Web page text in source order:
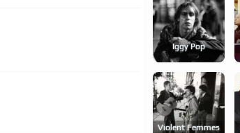
Iggy Pop
Violent Femmes